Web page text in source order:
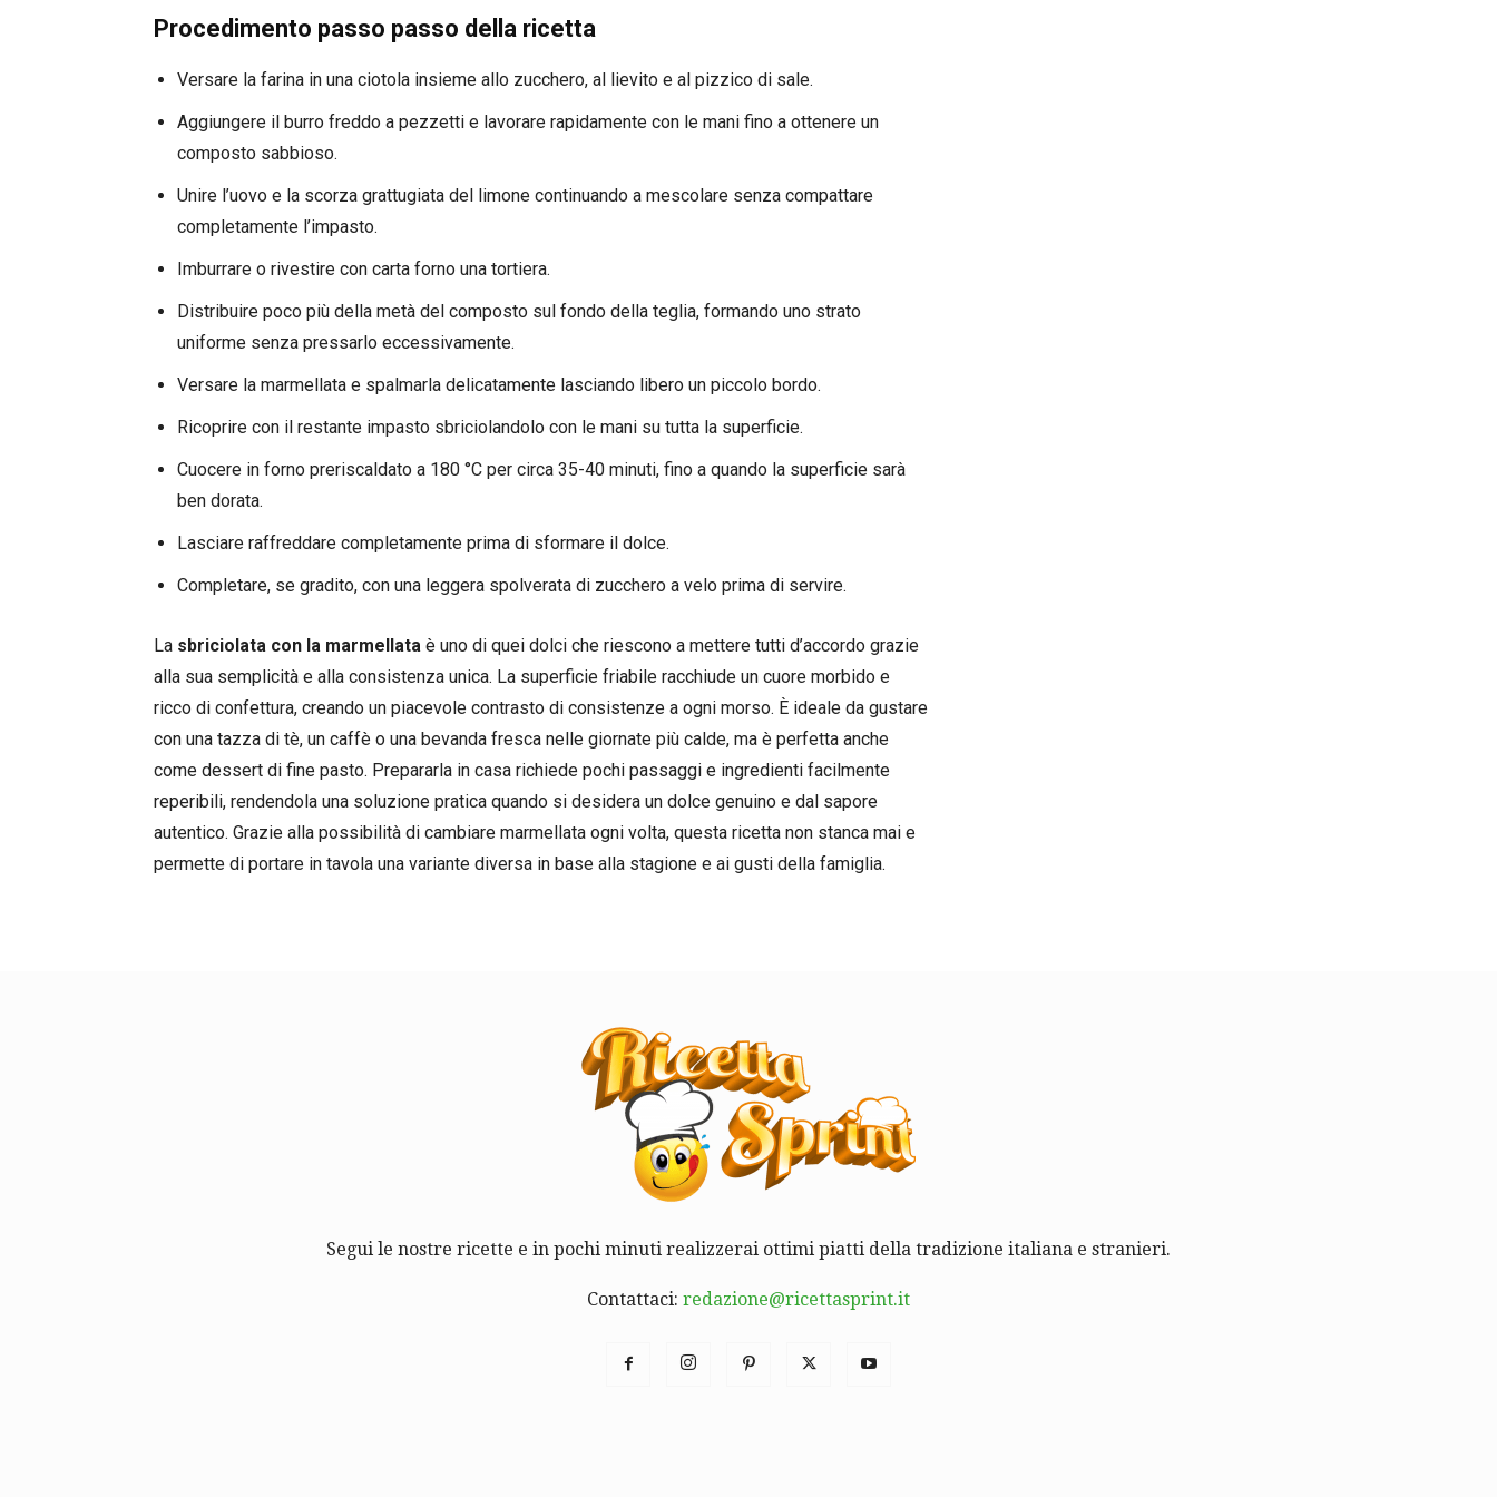
Procedimento passo passo della ricetta
Versare la farina in una ciotola insieme allo zucchero, al lievito e al pizzico di sale.
Aggiungere il burro freddo a pezzetti e lavorare rapidamente con le mani fino a ottenere un
composto sabbioso.
Unire l’uovo e la scorza grattugiata del limone continuando a mescolare senza compattare
completamente l’impasto.
Imburrare o rivestire con carta forno una tortiera.
Distribuire poco più della metà del composto sul fondo della teglia, formando uno strato
uniforme senza pressarlo eccessivamente.
Versare la marmellata e spalmarla delicatamente lasciando libero un piccolo bordo.
Ricoprire con il restante impasto sbriciolandolo con le mani su tutta la superficie.
Cuocere in forno preriscaldato a 180 °C per circa 35-40 minuti, fino a quando la superficie sarà
ben dorata.
Lasciare raffreddare completamente prima di sformare il dolce.
Completare, se gradito, con una leggera spolverata di zucchero a velo prima di servire.
La sbriciolata con la marmellata è uno di quei dolci che riescono a mettere tutti d’accordo grazie
alla sua semplicità e alla consistenza unica. La superficie friabile racchiude un cuore morbido e
ricco di confettura, creando un piacevole contrasto di consistenze a ogni morso. È ideale da gustare
con una tazza di tè, un caffè o una bevanda fresca nelle giornate più calde, ma è perfetta anche
come dessert di fine pasto. Prepararla in casa richiede pochi passaggi e ingredienti facilmente
reperibili, rendendola una soluzione pratica quando si desidera un dolce genuino e dal sapore
autentico. Grazie alla possibilità di cambiare marmellata ogni volta, questa ricetta non stanca mai e
permette di portare in tavola una variante diversa in base alla stagione e ai gusti della famiglia.
Segui le nostre ricette e in pochi minuti realizzerai ottimi piatti della tradizione italiana e stranieri.
Contattaci: redazione@ricettasprint.it